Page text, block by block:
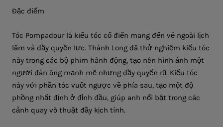
Đặc điểm
Tóc Pompadour là kiểu tóc cổ điển mang đến vẻ ngoài lịch
lãm và đầy quyền lực. Thành Long đã thử nghiệm kiểu tóc
này trong các bộ phim hành động, tạo nên hình ảnh một
người đàn ông mạnh mẽ nhưng đầy quyến rũ. Kiểu tóc
này với phần tóc vuốt ngược về phía sau, tạo một độ
phồng nhất định ở đỉnh đầu, giúp anh nổi bật trong các
cảnh quay võ thuật đầy kịch tính.